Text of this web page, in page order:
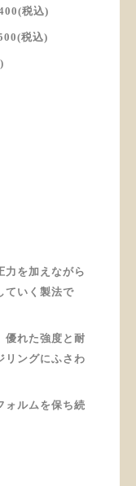
税込)
税込)
力を加えながら
ていく製法で
優れた強度と耐
リングにふさわ
ォルムを保ち続